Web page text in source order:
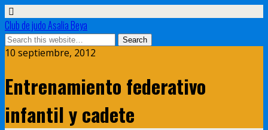
Club de judo Asalia Beya
10 septiembre, 2012
Entrenamiento federativo
infantil y cadete